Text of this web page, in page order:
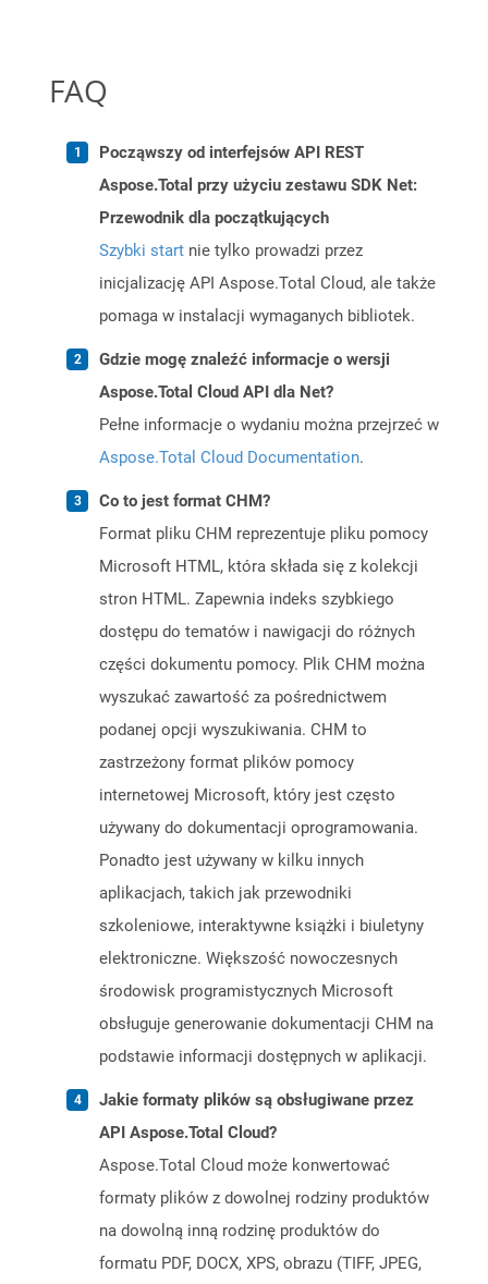
FAQ
Począwszy od interfejsów API REST
Aspose.Total przy użyciu zestawu SDK Net:
Przewodnik dla początkujących
Szybki start nie tylko prowadzi przez
inicjalizację API Aspose.Total Cloud, ale także
pomaga w instalacji wymaganych bibliotek.
Gdzie mogę znaleźć informacje o wersji
Aspose.Total Cloud API dla Net?
Pełne informacje o wydaniu można przejrzeć w
Aspose.Total Cloud Documentation.
Co to jest format CHM?
Format pliku CHM reprezentuje pliku pomocy
Microsoft HTML, która składa się z kolekcji
stron HTML. Zapewnia indeks szybkiego
dostępu do tematów i nawigacji do różnych
części dokumentu pomocy. Plik CHM można
wyszukać zawartość za pośrednictwem
podanej opcji wyszukiwania. CHM to
zastrzeżony format plików pomocy
internetowej Microsoft, który jest często
używany do dokumentacji oprogramowania.
Ponadto jest używany w kilku innych
aplikacjach, takich jak przewodniki
szkoleniowe, interaktywne książki i biuletyny
elektroniczne. Większość nowoczesnych
środowisk programistycznych Microsoft
obsługuje generowanie dokumentacji CHM na
podstawie informacji dostępnych w aplikacji.
Jakie formaty plików są obsługiwane przez
API Aspose.Total Cloud?
Aspose.Total Cloud może konwertować
formaty plików z dowolnej rodziny produktów
na dowolną inną rodzinę produktów do
formatu PDF, DOCX, XPS, obrazu (TIFF, JPEG,